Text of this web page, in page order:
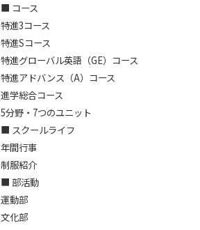
■ コース
特進3コース
特進Sコース
特進グローバル英語（GE）コース
特進アドバンス（A）コース
進学総合コース
5分野・7つのユニット
■ スクールライフ
年間行事
制服紹介
■ 部活動
運動部
文化部